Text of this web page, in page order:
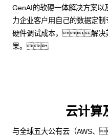
GenAI的软硬一体解决方案
力企业客户用自己的数据定
硬件调试成本，解决
果。
云计算
与全球五大公有云（AWS